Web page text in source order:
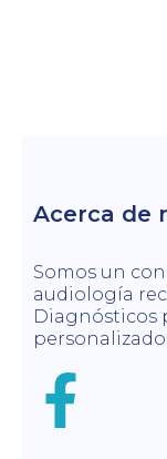
Acerca de
Somos un
audiología
Diagnósticos